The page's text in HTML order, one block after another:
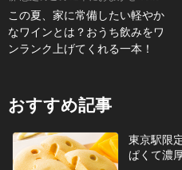
この夏、家に常備したい軽やか
なワインとは？おうち飲みをワ
ンランク上げてくれる一本！
おすすめ記事
東京駅限
ぱくて濃